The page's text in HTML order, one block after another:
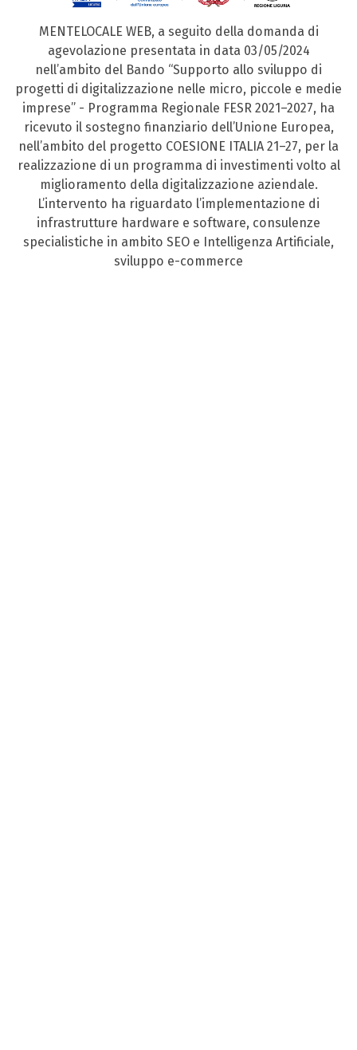
MENTELOCALE WEB, a seguito della domanda di
agevolazione presentata in data 03/05/2024
nell’ambito del Bando “Supporto allo sviluppo di
progetti di digitalizzazione nelle micro, piccole e medie
imprese” - Programma Regionale FESR 2021–2027, ha
ricevuto il sostegno finanziario dell’Unione Europea,
nell’ambito del progetto COESIONE ITALIA 21–27, per la
realizzazione di un programma di investimenti volto al
miglioramento della digitalizzazione aziendale.
L’intervento ha riguardato l’implementazione di
infrastrutture hardware e software, consulenze
specialistiche in ambito SEO e Intelligenza Artificiale,
sviluppo e-commerce